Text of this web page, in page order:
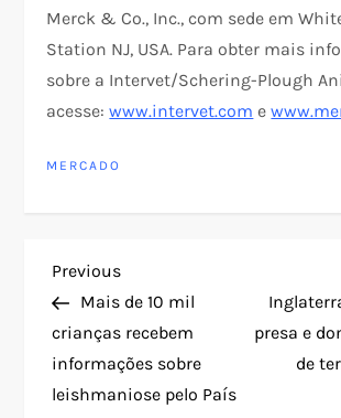
Merck & Co., Inc., com sede em
Station NJ, USA. Para obter mais
sobre a Intervet/Schering-Plough
acesse:www.intervet.com e
MERCADO
N
a
v
Previous
Post
Previous
Mais de 10 mil
crianças recebem
informações sobre
leishmaniose pelo País
presa e
de